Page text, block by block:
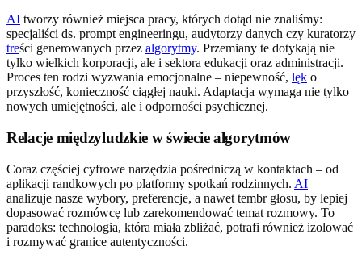
AI tworzy również miejsca pracy, których dotąd nie znaliśmy:
specjaliści ds. prompt engineeringu, audytorzy danych czy kuratorzy
treści generowanych przez algorytmy. Przemiany te dotykają nie
tylko wielkich korporacji, ale i sektora edukacji oraz administracji.
Proces ten rodzi wyzwania emocjonalne – niepewność, lęk o
przyszłość, konieczność ciągłej nauki. Adaptacja wymaga nie tylko
nowych umiejętności, ale i odporności psychicznej.
Relacje międzyludzkie w świecie algorytmów
Coraz częściej cyfrowe narzędzia pośredniczą w kontaktach – od
aplikacji randkowych po platformy spotkań rodzinnych. AI
analizuje nasze wybory, preferencje, a nawet tembr głosu, by lepiej
dopasować rozmówcę lub zarekomendować temat rozmowy. To
paradoks: technologia, która miała zbliżać, potrafi również izolować
i rozmywać granice autentyczności.